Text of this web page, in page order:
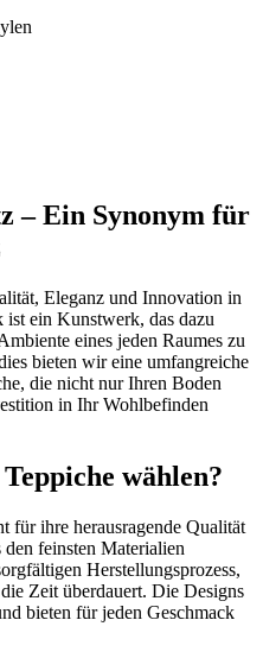
– Ein Synonym für
Eleganz und Innovation in
ist ein Kunstwerk, das dazu
eines jeden Raumes zu
bieten wir eine umfangreiche
die nicht nur Ihren Boden
in Ihr Wohlbefinden
wählen?
für ihre herausragende Qualität
feinsten Materialien
Herstellungsprozess,
Zeit überdauert. Die Designs
bieten für jeden Geschmack